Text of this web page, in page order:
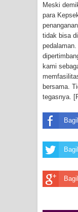
Meski
para
tidak bisa
kami
bersama.
tegasnya.